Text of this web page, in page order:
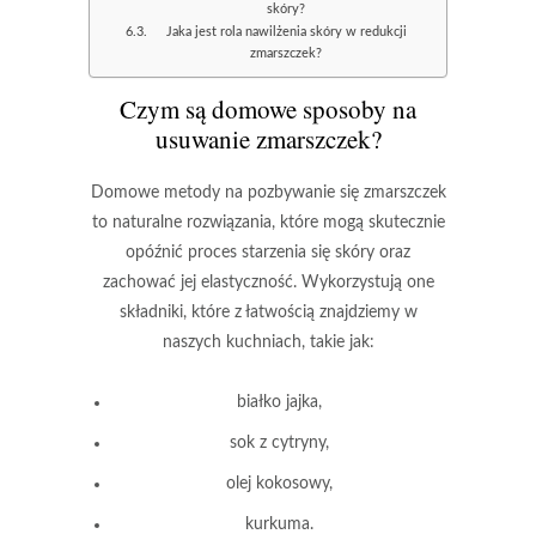
skóry?
Jaka jest rola nawilżenia skóry w redukcji
zmarszczek?
Czym są domowe sposoby na
usuwanie zmarszczek?
Domowe metody na pozbywanie się zmarszczek
to naturalne rozwiązania, które mogą skutecznie
opóźnić proces starzenia się skóry oraz
zachować jej elastyczność. Wykorzystują one
składniki, które z łatwością znajdziemy w
naszych kuchniach, takie jak:
białko jajka,
sok z cytryny,
olej kokosowy,
kurkuma.